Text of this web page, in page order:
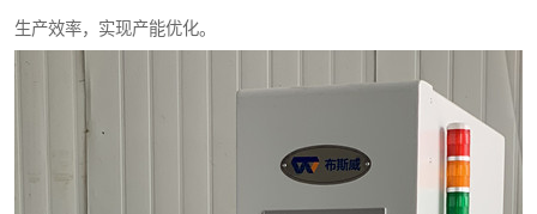
生产效率，实现产能优化。